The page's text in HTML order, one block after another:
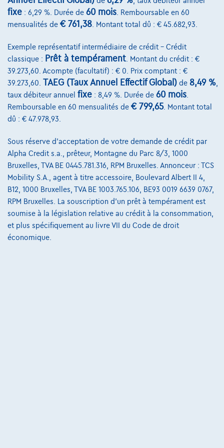
fixe : 6,29 %. Durée de 60 mois . Remboursable en 60
mensualités de € 761,38 . Montant total dû : € 45.682,93.
Exemple représentatif intermédiaire de crédit – Crédit
classique : Prêt à tempérament . Montant du crédit : €
39.273,60. Acompte (facultatif) : € 0. Prix comptant : €
39.273,60. TAEG (Taux Annuel Effectif Global) de 8,49 %
taux débiteur annuel fixe : 8,49 %. Durée de 60 mois
Remboursable en 60 mensualités de € 799,65. Montant total
dû : € 47.978,93.
Sous réserve d'acceptation de votre demande de crédit par
Alpha Credit s.a., prêteur, Montagne du Parc 8/3, 1000
Bruxelles, TVA BE 0445.781.316, RPM Bruxelles. Annonceur : TCS
Mobility S.A., agent à titre accessoire, Boulevard Albert II 4,
B12, 1000 Bruxelles, TVA BE 1003.765.106, BE93 0019 6639 0767,
RPM Bruxelles. La souscription d'un prêt à tempérament est
soumise à la législation relative au crédit à la consommation,
et plus spécifiquement au livre VII du Code de droit
économique.
info@touringcarselect.be
Avenue Roi Albert II 4, B12
1000 Bruxelles
Assistance dépannage
Financement
Assurance auto
Leasing
Sur Nous